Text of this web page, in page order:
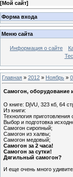
[Мой сайт]
Форма входа
Меню сайта
Информация о сайте
Главная » 2012 » Ноябрь »
Самогон, оборудование
О книге: DjVU, 323 кб, 64
Из книги:
Технология
Выбор и подготовка
Самогон сиропный;
Самогон из халвы;
Самогон медовый;
Самогон за 2 часа!
Самогон за сутки!
Дягильный самогон?
И еще очень много